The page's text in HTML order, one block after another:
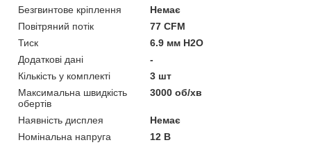
Безгвинтове кріплення
Немає
Повітряний потік
77 CFM
Тиск
6.9 мм H2O
Додаткові дані
-
Кількість у комплекті
3 шт
Максимальна швидкість
обертів
3000 об/хв
Наявність дисплея
Немає
Номінальна напруга
12 В